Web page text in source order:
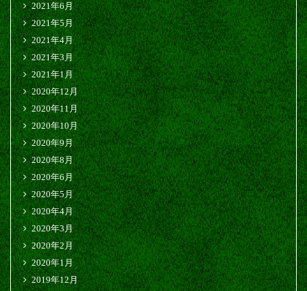
2021年6月
2021年5月
2021年4月
2021年3月
2021年1月
2020年12月
2020年11月
2020年10月
2020年9月
2020年8月
2020年6月
2020年5月
2020年4月
2020年3月
2020年2月
2020年1月
2019年12月